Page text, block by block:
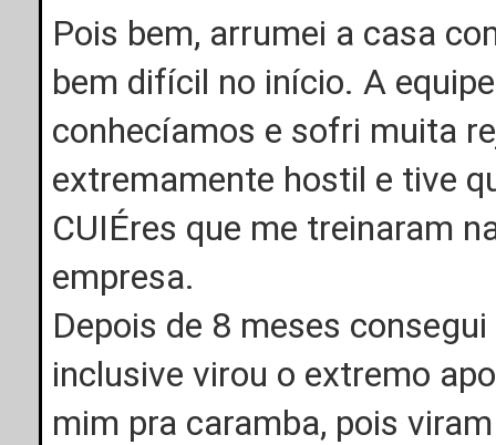
Pois bem, arrumei a casa
bem difícil no início. A
conhecíamos e sofri muita
extremamente hostil e tive
CUIÉres que me treinaram
empresa.
Depois de 8 meses
inclusive virou o extremo
mim pra caramba, pois